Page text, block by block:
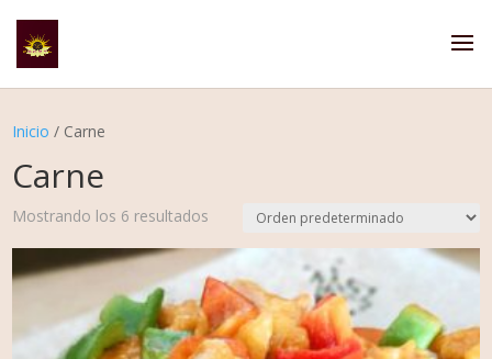
Inicio / Carne
Carne
Mostrando los 6 resultados